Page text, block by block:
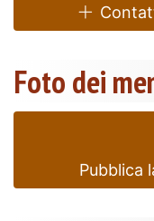
Foto dei
Pubblica